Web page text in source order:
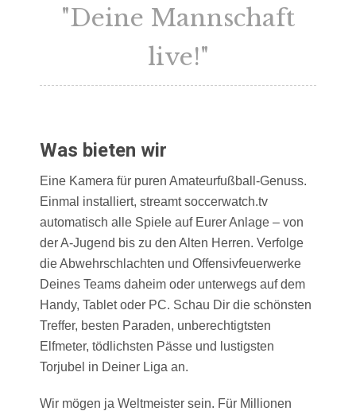
"Deine Mannschaft
live!"
Was bieten wir
Eine Kamera für puren Amateurfußball-Genuss.
Einmal installiert, streamt soccerwatch.tv
automatisch alle Spiele auf Eurer Anlage – von
der A-Jugend bis zu den Alten Herren. Verfolge
die Abwehrschlachten und Offensivfeuerwerke
Deines Teams daheim oder unterwegs auf dem
Handy, Tablet oder PC. Schau Dir die schönsten
Treffer, besten Paraden, unberechtigtsten
Elfmeter, tödlichsten Pässe und lustigsten
Torjubel in Deiner Liga an.
Wir mögen ja Weltmeister sein. Für Millionen